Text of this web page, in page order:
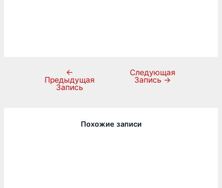
←
Предыдущая
Запись
Следующая
Запись →
Похожие записи